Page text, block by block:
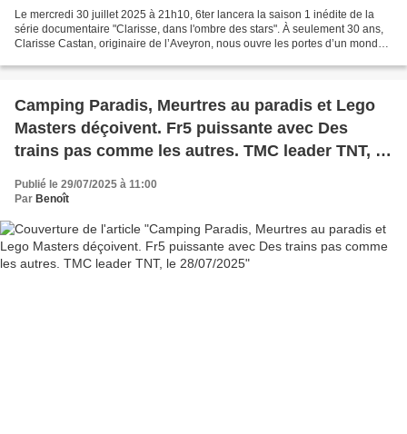
Le mercredi 30 juillet 2025 à 21h10, 6ter lancera la saison 1 inédite de la
série documentaire "Clarisse, dans l'ombre des stars". À seulement 30 ans,
Clarisse Castan, originaire de l’Aveyron, nous ouvre les portes d’un monde
Camping Paradis, Meurtres au paradis et Lego
Masters déçoivent. Fr5 puissante avec Des
trains pas comme les autres. TMC leader TNT, le
28/07/2025
Publié le 29/07/2025 à 11:00
Par Benoît